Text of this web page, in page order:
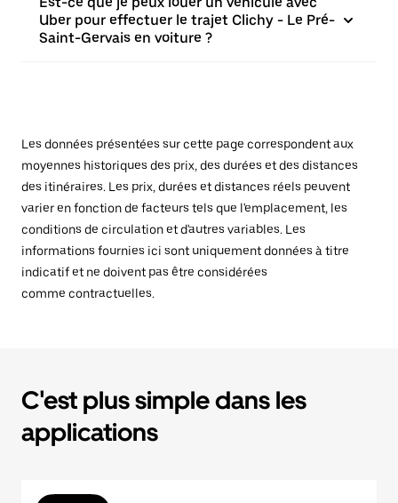
Uber pour effectuer le trajet Clichy - Le Pré-
Saint-Gervais en voiture ?
Les données présentées sur cette page correspondent aux
moyennes historiques des prix, des durées et des distances
des itinéraires. Les prix, durées et distances réels peuvent
varier en fonction de facteurs tels que l'emplacement, les
conditions de circulation et d'autres variables. Les
informations fournies ici sont uniquement données à titre
indicatif et ne doivent pas être considérées
comme contractuelles.
C'est plus simple dans les
applications